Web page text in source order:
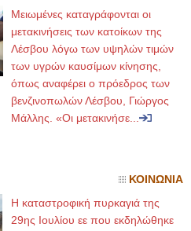
Μειωμένες καταγράφονται οι
μετακινήσεις των κατοίκων της
Λέσβου λόγω των υψηλών τιμών
των υγρών καυσίμων κίνησης,
όπως αναφέρει ο πρόεδρος των
βενζινοπωλών Λέσβου, Γιώργος
Μάλλης. «Οι μετακινήσε...
ΚΟΙΝΩΝΙΑ
Η καταστροφική πυρκαγιά της
29ης Ιουλίου εε που εκδηλώθηκε